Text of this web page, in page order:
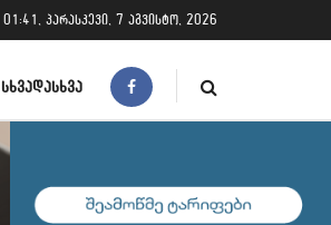
01:41, პარასკევი, 7 აგვისტო, 2026
ᲡᲮᲕᲐᲓᲐᲡᲮᲕᲐ